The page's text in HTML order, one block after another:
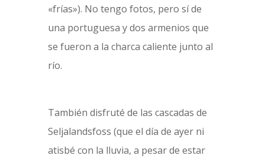
«frías»). No tengo fotos, pero sí de
una portuguesa y dos armenios que
se fueron a la charca caliente junto al
río.
También disfruté de las cascadas de
Seljalandsfoss (que el día de ayer ni
atisbé con la lluvia, a pesar de estar